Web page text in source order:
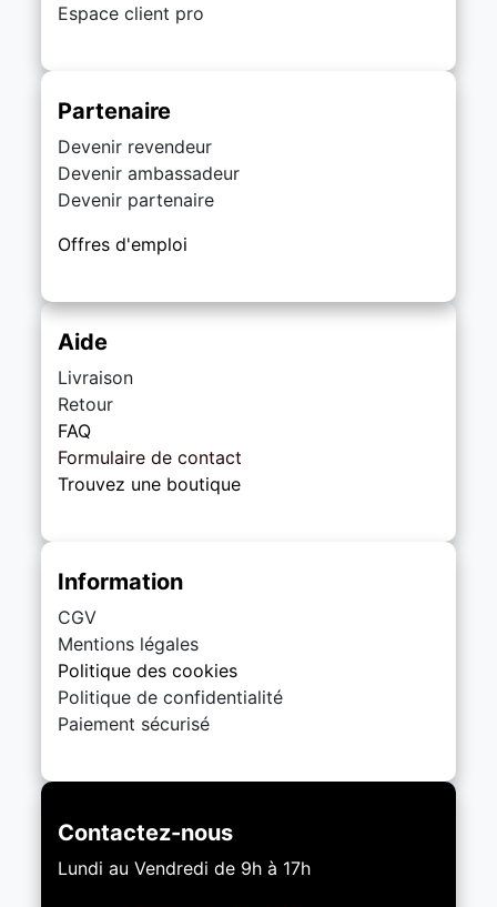
Espace client pro
Partenaire
Devenir revendeur
Devenir ambassadeur
Devenir partenaire
Offres d'emploi
Aide
Livraison
Retour
FAQ
Formulaire de contact
Trouvez une boutique
Information
CGV
Mentions légales
Politique des cookies
Politique de confidentialité
Paiement sécurisé
Contactez-nous
Lundi au Vendredi de 9h à 17h